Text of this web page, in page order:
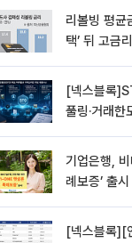
리볼빙 평균
택’ 뒤 고금
[넥스블록
풀링·거래한
기업은행,
례보증’ 출시
[넥스블록][